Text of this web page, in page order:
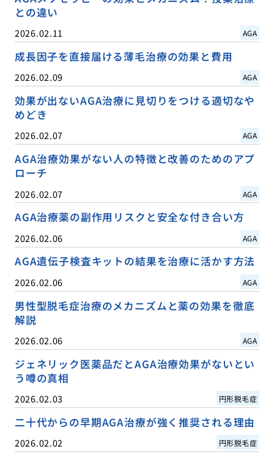
との違い
2026.02.11 AGA
成長因子を直接届ける薄毛治療の効果と費用
2026.02.09 AGA
効果が出ないAGA治療に見切りをつける適切なや
めどき
2026.02.07 AGA
AGA治療効果がない人の特徴と改善のためのアプ
ローチ
2026.02.07 AGA
AGA治療薬の副作用リスクと安全な付き合い方
2026.02.06 AGA
AGA遺伝子検査キットの結果を治療に活かす方法
2026.02.06 AGA
男性型脱毛症治療のメカニズムと薬の効果を徹底
解説
2026.02.06 AGA
ジェネリック医薬品だとAGA治療効果がないとい
う噂の真相
2026.02.03 円形脱毛症
二十代からの早期AGA治療が強く推奨される理由
2026.02.02 円形脱毛症